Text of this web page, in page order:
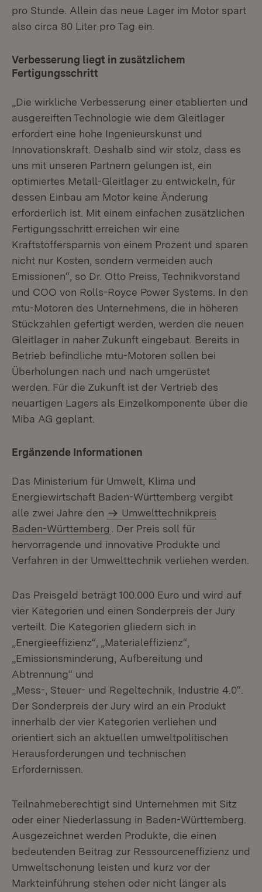
pro Stunde. Allein das neue Lager im Motor spart
also circa 80 Liter pro Tag ein.
Verbesserung liegt in zusätzlichem
Fertigungsschritt
„Die wirkliche Verbesserung einer etablierten und
ausgereiften Technologie wie dem Gleitlager
erfordert eine hohe Ingenieurskunst und
Innovationskraft. Deshalb sind wir stolz, dass es
uns mit unseren Partnern gelungen ist, ein
optimiertes Metall-Gleitlager zu entwickeln, für
dessen Einbau am Motor keine Änderung
erforderlich ist. Mit einem einfachen zusätzlichen
Fertigungsschritt erreichen wir eine
Kraftstoffersparnis von einem Prozent und sparen
nicht nur Kosten, sondern vermeiden auch
Emissionen“, so Dr. Otto Preiss, Technikvorstand
und COO von Rolls-Royce Power Systems. In den
mtu-Motoren des Unternehmens, die in höheren
Stückzahlen gefertigt werden, werden die neuen
Gleitlager in naher Zukunft eingebaut. Bereits in
Betrieb befindliche mtu-Motoren sollen bei
Überholungen nach und nach umgerüstet
werden. Für die Zukunft ist der Vertrieb des
neuartigen Lagers als Einzelkomponente über die
Miba AG geplant.
Ergänzende Informationen
Das Ministerium für Umwelt, Klima und
Energiewirtschaft Baden-Württemberg vergibt
alle zwei Jahre den
Umwelttechnikpreis
Baden-Württemberg
. Der Preis soll für
hervorragende und innovative Produkte und
Verfahren in der Umwelttechnik verliehen werden.
Das Preisgeld beträgt 100.000 Euro und wird auf
vier Kategorien und einen Sonderpreis der Jury
verteilt. Die Kategorien gliedern sich in
„Energieeffizienz“, „Materialeffizienz“,
„Emissionsminderung, Aufbereitung und
Abtrennung“ und
„Mess-, Steuer- und Regeltechnik, Industrie 4.0“.
Der Sonderpreis der Jury wird an ein Produkt
innerhalb der vier Kategorien verliehen und
orientiert sich an aktuellen umweltpolitischen
Herausforderungen und technischen
Erfordernissen.
Teilnahmeberechtigt sind Unternehmen mit Sitz
oder einer Niederlassung in Baden-Württemberg.
Ausgezeichnet werden Produkte, die einen
bedeutenden Beitrag zur Ressourceneffizienz und
Umweltschonung leisten und kurz vor der
Markteinführung stehen oder nicht länger als